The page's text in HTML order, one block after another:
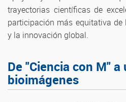
trayectorias científicas de
participación más equitativa
y la innovación global.
De "Ciencia con M"
bioimágenes